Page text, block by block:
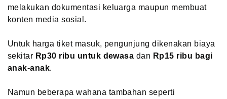
melakukan dokumentasi keluarga maupun membuat
konten media sosial.
Untuk harga tiket masuk, pengunjung dikenakan biaya
sekitar Rp30 ribu untuk dewasa dan Rp15 ribu bagi
anak-anak.
Namun beberapa wahana tambahan seperti